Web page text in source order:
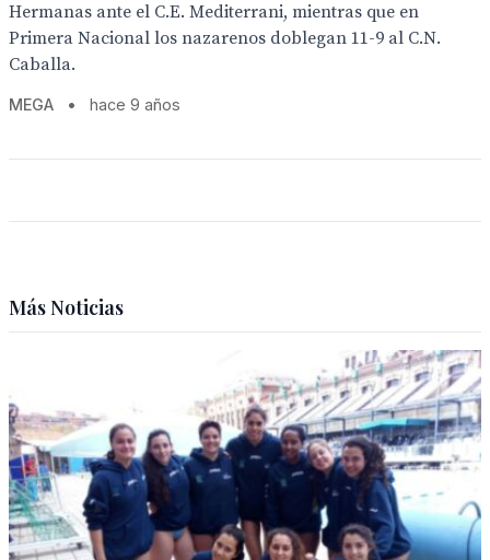
Hermanas ante el C.E. Mediterrani, mientras que en
Primera Nacional los nazarenos doblegan 11-9 al C.N.
Caballa.
MEGA • hace 9 años
Más Noticias